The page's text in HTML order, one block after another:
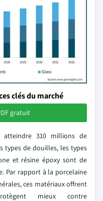
clés du marché
gratuit
atteindre 310 millions de
types de douilles, les types
et résine époxy sont de
Par rapport à la porcelaine
ces matériaux offrent
mieux contre